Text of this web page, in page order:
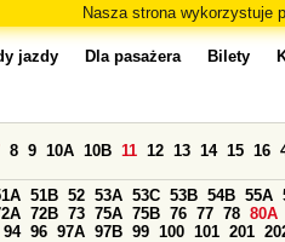
Nasza strona wykorzystuje
jazdy Dla pasażera Bilety
8 9 10A 10B 11 12 13 14 15 16
51B 52 53A 53C 53B 54B 55A
72B 73 75A 75B 76 77 78 80A
94 96 97A 97B 99 100 101 201